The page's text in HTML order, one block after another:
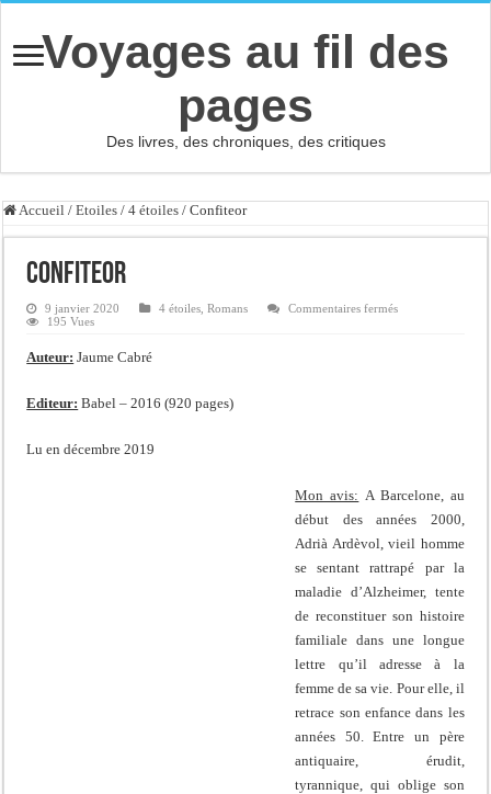
Voyages au fil des
pages
Des livres, des chroniques, des critiques
Accueil / Etoiles / 4 étoiles / Confiteor
Confiteor
9 janvier 2020 4 étoiles ,Romans Commentaires ferméssur
195 Vues
Auteur: Jaume Cabré
Editeur: Babel – 2016 (920 pages)
Lu en décembre 2019
Mon avis: A Barcelone, au
début des années 2000,
Adrià Ardèvol, vieil homme
se sentant rattrapé par la
maladie d’Alzheimer, tente
de reconstituer son histoire
familiale dans une longue
lettre qu’il adresse à la
femme de sa vie. Pour elle, il
retrace son enfance dans les
années 50. Entre un père
antiquaire, érudit,
tyrannique, qui oblige son